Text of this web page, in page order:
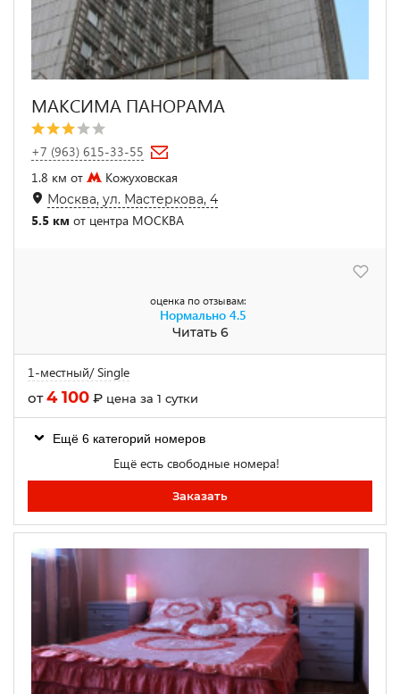
МАКСИМА ПАНОРАМА
+7 (963) 615-33-55
1.8 км от
Кожуховская
Москва, ул. Мастеркова, 4
5.5 км от центра МОСКВА
оценка по отзывам:
Нормально 4.5
Читать 6
1-местный/ Single
от4 100 ₽ цена за 1 сутки
Ещё 6 категорий номеров
Ещё есть свободные номера!
Заказать